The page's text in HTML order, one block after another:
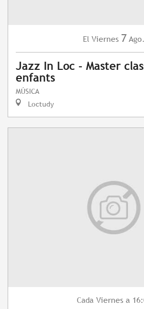
El Viernes 7 Ago.
Jazz In Loc - Master
enfants
MÚSICA
Loctudy
Cada Viernes a